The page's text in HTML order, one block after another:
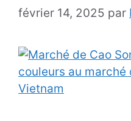
février 14, 2025 par